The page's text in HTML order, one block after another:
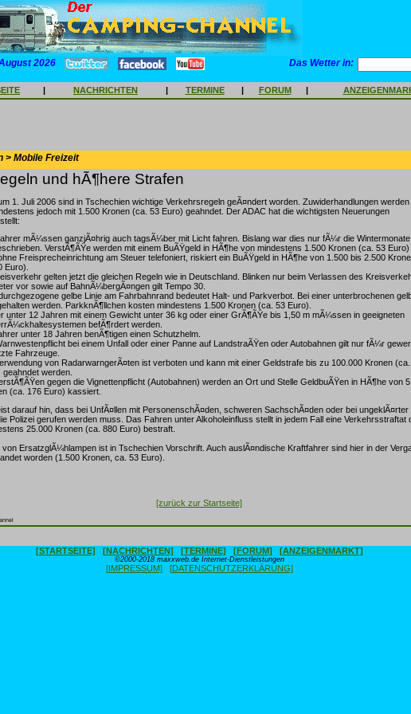
2026 Das Wetter in:
| NACHRICHTEN | TERMINE | FORUM |
> Mobile Freizeit
und hÃ¶here Strafen
1. Juli 2006 sind in Tschechien wichtige Verkehrsregeln geÃ¤ndert worden. Zuwiderhandlungen
jedoch mit 1.500 Kronen (ca. 53 Euro) geahndet. Der ADAC hat die wichtigsten Neuerungen
mÃ¼ssen ganzjÃ¤hrig auch tagsÃ¼ber mit Licht fahren. Bislang war dies nur fÃ¼r die Wintermonate
VerstÃ¶ÃŸe werden mit einem BuÃŸgeld in HÃ¶he von mindestens 1.500 Kronen (ca. 53 Euro)
Freisprecheinrichtung am Steuer telefoniert, riskiert ein BuÃŸgeld in HÃ¶he von 1.500 bis 2.500
Euro).
gelten jetzt die gleichen Regeln wie in Deutschland. Blinken nur beim Verlassen des
vor sowie auf BahnÃ¼bergÃ¤ngen gilt Tempo 30.
gelbe Linie am Fahrbahnrand bedeutet Halt- und Parkverbot. Bei einer unterbrochenen
werden. ParkknÃ¶llchen kosten mindestens 1.500 Kronen (ca. 53 Euro).
unter 12 Jahren mit einem Gewicht unter 36 kg oder einer GrÃ¶ÃŸe bis 1,50 m mÃ¼ssen in geeigneten
befÃ¶rdert werden.
unter 18 Jahren benÃ¶tigen einen Schutzhelm.
bei einem Unfall oder einer Panne auf LandstraÃŸen oder Autobahnen gilt nur fÃ¼r
Fahrzeuge.
von RadarwarngerÃ¤ten ist verboten und kann mit einer Geldstrafe bis zu 100.000 Kronen
geahndet werden.
gegen die Vignettenpflicht (Autobahnen) werden an Ort und Stelle GeldbuÃŸen in HÃ¶he von
(ca. 176 Euro) kassiert.
darauf hin, dass bei UnfÃ¤llen mit PersonenschÃ¤den, schweren SachschÃ¤den oder bei ungeklÃ¤rter
Polizei gerufen werden muss. Das Fahren unter Alkoholeinfluss stellt in jedem Fall eine Verkehrsstraftat
25.000 Kronen (ca. 880 Euro) bestraft.
von ErsatzglÃ¼hlampen ist in Tschechien Vorschrift. Auch auslÃ¤ndische Kraftfahrer sind hier in der
worden (1.500 Kronen, ca. 53 Euro).
[zurück zur Startseite]
[STARTSEITE] [NACHRICHTEN] [TERMINE] [FORUM] [ANZEIGENMARKT]
©2000-2018 maxxweb.de Internet-Dienstleistungen
[IMPRESSUM] [DATENSCHUTZERKLÄRUNG]